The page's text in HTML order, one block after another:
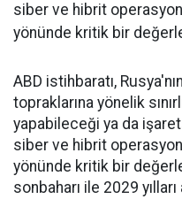
siber ve hibrit
yönünde kritik bir
ABD istihbaratı,
topraklarına yönelik
yapabileceği ya da
siber ve hibrit
yönünde kritik bir
sonbaharı ile 2029